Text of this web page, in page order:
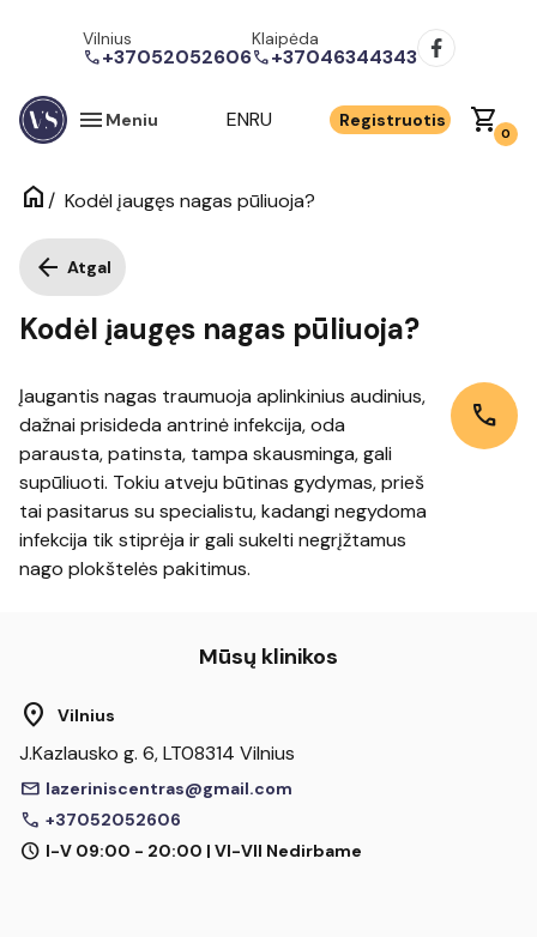
Vilnius
call+37052052606
Klaipėda
call+37046344343
menu Meniu ENRU Registruotis shopping_cart0
home/ Kodėl įaugęs nagas pūliuoja?
arrow_back Atgal
Kodėl įaugęs nagas pūliuoja?
Įaugantis nagas traumuoja aplinkinius audinius,
dažnai prisideda antrinė infekcija, oda
parausta, patinsta, tampa skausminga, gali
supūliuoti. Tokiu atveju būtinas gydymas, prieš
tai pasitarus su specialistu, kadangi negydoma
infekcija tik stiprėja ir gali sukelti negrįžtamus
nago plokštelės pakitimus.
call
Mūsų klinikos
location_on Vilnius
J.Kazlausko g. 6, LT08314 Vilnius
mail lazeriniscentras@gmail.com
call +37052052606
schedule I-V 09:00 - 20:00 | VI-VII Nedirbame